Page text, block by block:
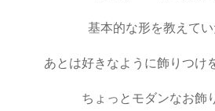
基本的な形を教えてい
あとは好きなように飾りつけ
ちょっとモダンなお飾